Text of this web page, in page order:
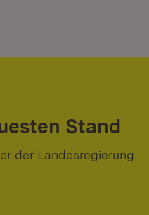
Stand
der Landesregierung.